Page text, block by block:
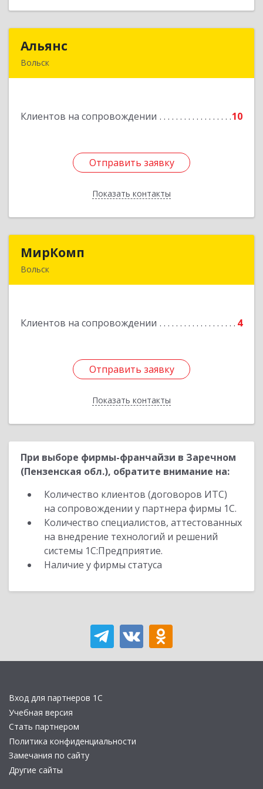
Альянс
Вольск
Клиентов на сопровождении 10
Отправить заявку
Показать контакты
Подробнее
Отправить заявку
Назад
МирКомп
Вольск
Клиентов на сопровождении 4
Отправить заявку
Показать контакты
Подробнее
Отправить заявку
Назад
При выборе фирмы-франчайзи в Заречном
(Пензенская обл.), обратите внимание на:
Количество клиентов (договоров ИТС)
на сопровождении у партнера фирмы 1С.
Количество специалистов, аттестованных
на внедрение технологий и решений
системы 1С:Предприятие.
Наличие у фирмы статуса
Вход для партнеров 1С
Учебная версия
Стать партнером
Политика конфиденциальности
Замечания по сайту
Другие сайты